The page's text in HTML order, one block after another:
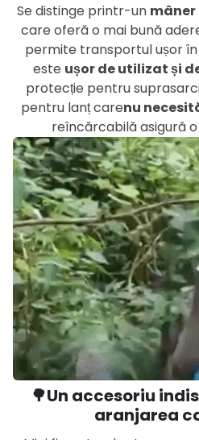
Se distinge printr-un
care oferă o mai bună
permite transportul ușor
este ușor de utilizat și
protecție pentru
pentru lanț carenu
reîncărcabilă asigură
🌳Un accesoriu
aranjarea